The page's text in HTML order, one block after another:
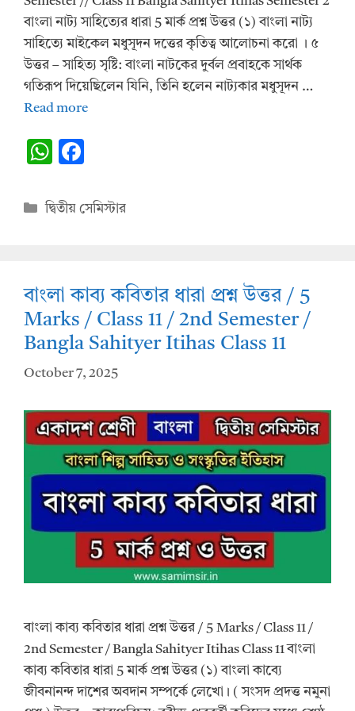
বাংলা নাট্য সাহিত্যের ধারা 5 মার্ক প্রশ্ন উত্তর (১) বাংলা নাট্য
সাহিত্যে মাইকেল মধুসূদন দত্তের কৃতিত্ব আলোচনা করো । ৫
উত্তর – সাহিত্য সৃষ্টি: বাংলা নাটকের দুর্বল প্রবাহকে সার্থক
গতিরূপ দিয়েছিলেন যিনি, তিনি হলেন নাট্যকার মধুসূদন …
Read more
W
at
p
e
k
Categories
দ্বিতীয় সেমিস্টার
বাংলা কাব্য কবিতার ধারা প্রশ্ন উত্তর / 5
Marks / Class 11 / 2nd Semester /
Bangla Sahityer Itihas Class 11
October 7, 2025
বাংলা কাব্য কবিতার ধারা প্রশ্ন উত্তর / 5 Marks / Class 11 /
2nd Semester / Bangla Sahityer Itihas Class 11 বাংলা
কাব্য কবিতার ধারা 5 মার্ক প্রশ্ন উত্তর (১) বাংলা কাব্যে
জীবনানন্দ দাশের অবদান সম্পর্কে লেখো। ( সংসদ প্রদত্ত নমুনা